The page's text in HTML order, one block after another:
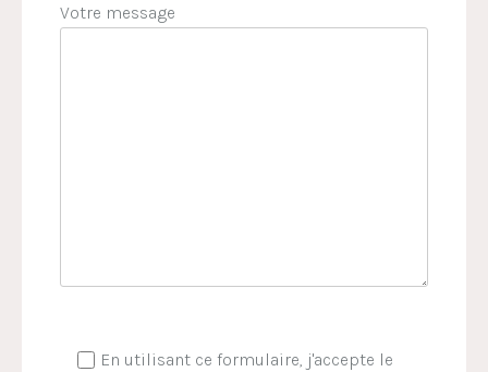
Votre message
En utilisant ce formulaire, j'accepte le